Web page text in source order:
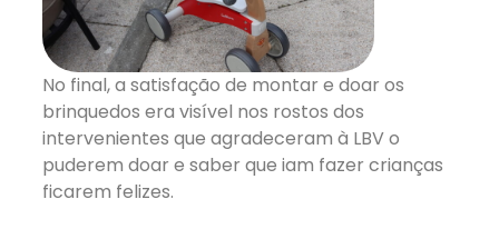
No final, a satisfação de montar e doar os
brinquedos era visível nos rostos dos
intervenientes que agradeceram à LBV o
puderem doar e saber que iam fazer crianças
ficarem felizes.